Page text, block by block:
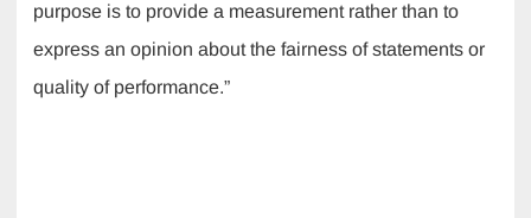
purpose is to provide a measurement rather than to
express an opinion about the fairness of statements or
quality of performance.”